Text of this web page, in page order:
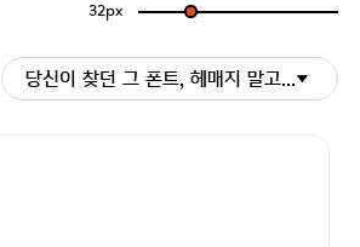
32px
당신이 찾던 그 폰트, 헤매지 말고 바로 폰